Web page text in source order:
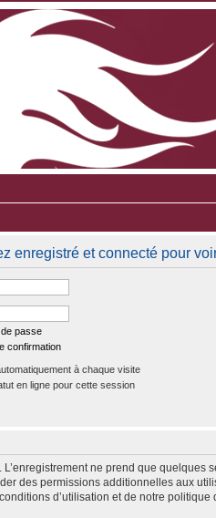
enregistré et connecté pour
de passe
confirmation
à chaque visite
en ligne pour cette session
ne prend que quelques
des permissions additionnelles aux
d’utilisation et de notre